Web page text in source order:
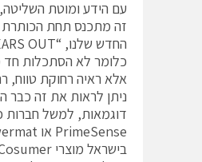
עם הידע ומוטת
זה מתכנס תחת
כלומר לא הסתכלות חד
אלא ראיה רחוקת טווח,
ניתן לראות את זה כבר
דוגמאות, למשל חברות